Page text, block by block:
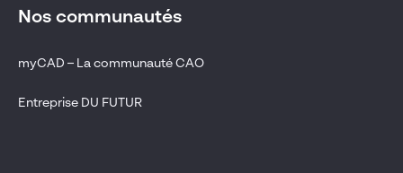
Nos communautés
myCAD – La communauté CAO
Entreprise DU FUTUR